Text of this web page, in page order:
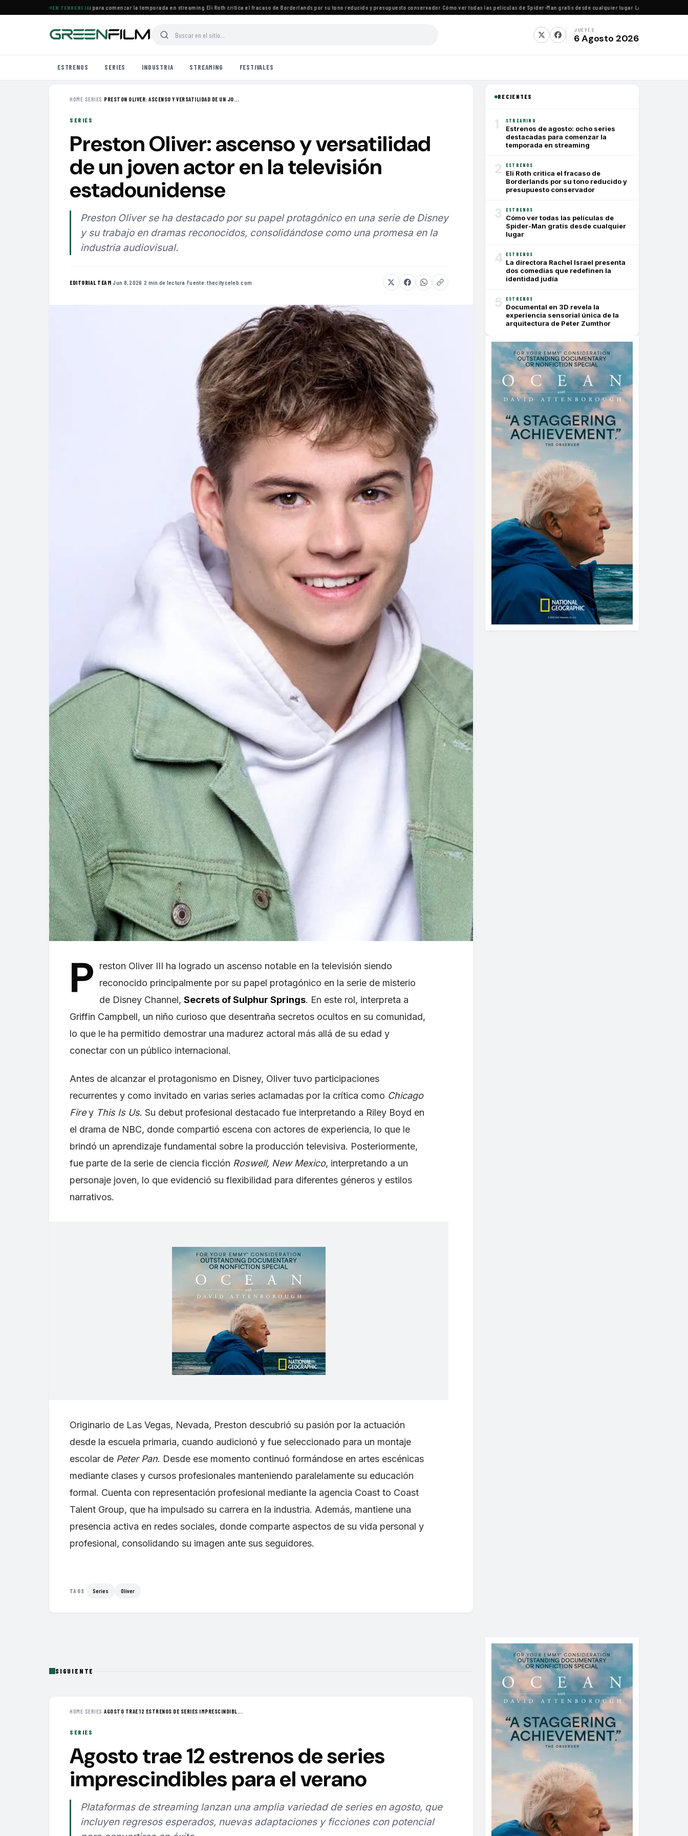
EN TENDENCIA
ocho series destacadas para comenzar la temporada en streaming·Eli Roth critica el fracaso de Borderlands por su tono reducido y presupuesto conservador·Cómo ver todas las películas de Spider-Man gratis desde cualquier lugar·La directora Rachel
JUEVES
6 Agosto 2026
ESTRENOS SERIES INDUSTRIA STREAMING FESTIVALES
HOME› SERIES ›PRESTON OLIVER: ASCENSO Y VERSATILIDAD DE UN JO...
SERIES
Preston Oliver: ascenso y versatilidad
de un joven actor en la televisión
estadounidense
Preston Oliver se ha destacado por su papel protagónico en una serie de Disney
y su trabajo en dramas reconocidos, consolidándose como una promesa en la
industria audiovisual.
EDITORIAL TEAM·Jun 8, 2026 ·2 min de lectura ·Fuente:thecityceleb.com
P
reston Oliver III ha logrado un ascenso notable en la televisión siendo
reconocido principalmente por su papel protagónico en la serie de misterio
de Disney Channel, Secrets of Sulphur Springs. En este rol, interpreta a
Griffin Campbell, un niño curioso que desentraña secretos ocultos en su comunidad,
lo que le ha permitido demostrar una madurez actoral más allá de su edad y
conectar con un público internacional.
Antes de alcanzar el protagonismo en Disney, Oliver tuvo participaciones
recurrentes y como invitado en varias series aclamadas por la crítica como Chicago
Firey This Is Us. Su debut profesional destacado fue interpretando a Riley Boyd en
el drama de NBC, donde compartió escena con actores de experiencia, lo que le
brindó un aprendizaje fundamental sobre la producción televisiva. Posteriormente,
fue parte de la serie de ciencia ficción Roswell, New Mexico, interpretando a un
personaje joven, lo que evidenció su flexibilidad para diferentes géneros y estilos
narrativos.
Originario de Las Vegas, Nevada, Preston descubrió su pasión por la actuación
desde la escuela primaria, cuando audicionó y fue seleccionado para un montaje
escolar de Peter Pan. Desde ese momento continuó formándose en artes escénicas
mediante clases y cursos profesionales manteniendo paralelamente su educación
formal. Cuenta con representación profesional mediante la agencia Coast to Coast
Talent Group, que ha impulsado su carrera en la industria. Además, mantiene una
presencia activa en redes sociales, donde comparte aspectos de su vida personal y
profesional, consolidando su imagen ante sus seguidores.
TAGS Series Oliver
RECIENTES
1 STREAMING
Estrenos de agosto: ocho series
destacadas para comenzar la
temporada en streaming
2 ESTRENOS
Eli Roth critica el fracaso de
Borderlands por su tono reducido y
presupuesto conservador
3 ESTRENOS
Cómo ver todas las películas de
Spider-Man gratis desde cualquier
lugar
4 ESTRENOS
La directora Rachel Israel presenta
dos comedias que redefinen la
identidad judía
5 ESTRENOS
Documental en 3D revela la
experiencia sensorial única de la
arquitectura de Peter Zumthor
SIGUIENTE
HOME› SERIES ›AGOSTO TRAE 12 ESTRENOS DE SERIES IMPRESCINDIBL...
SERIES
Agosto trae 12 estrenos de series
imprescindibles para el verano
Plataformas de streaming lanzan una amplia variedad de series en agosto, que
incluyen regresos esperados, nuevas adaptaciones y ficciones con potencial